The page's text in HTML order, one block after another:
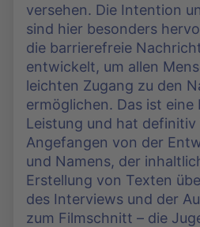
versehen. Die Intention
sind hier besonders
die barrierefreie
entwickelt, um allen
leichten Zugang zu den
ermöglichen. Das ist
Leistung und hat
Angefangen von der
und Namens, der
Erstellung von Texten
des Interviews und der
zum Filmschnitt – die